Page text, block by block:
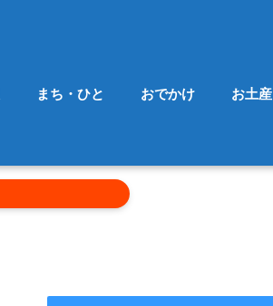
まち・ひと おでかけ お土産